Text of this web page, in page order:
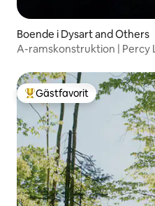
Boende i Dysart and Others
A-ramskonstruktion | Percy
Populär gästfavorit
Gästfavorit